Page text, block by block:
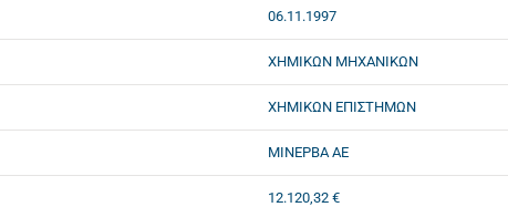
06.11.1997
ΧΗΜΙΚΩΝ ΜΗΧΑΝΙΚΩΝ
ΧΗΜΙΚΩΝ ΕΠΙΣΤΗΜΩΝ
ΜΙΝΕΡΒΑ ΑΕ
12.120,32 €